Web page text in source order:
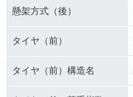
懸架方式（後）
タイヤ（前）
タイヤ（前）構造名